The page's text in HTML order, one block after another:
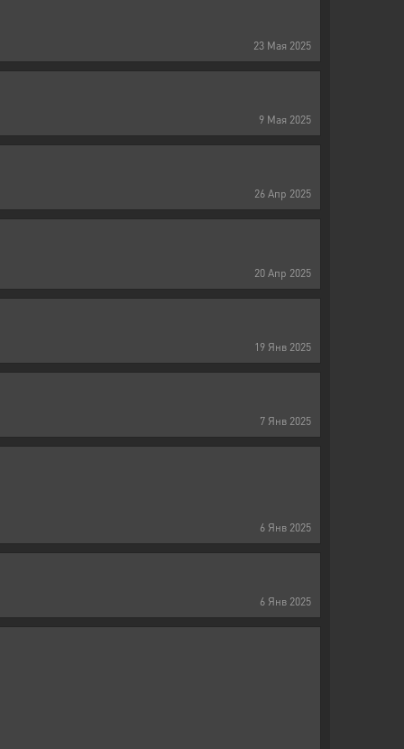
23 Мая 2025
9 Мая 2025
26 Апр 2025
20 Апр 2025
19 Янв 2025
7 Янв 2025
6 Янв 2025
6 Янв 2025